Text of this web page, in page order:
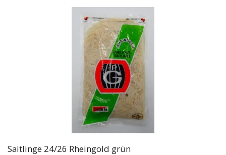
Saitlinge 24/26 Rheingold grün